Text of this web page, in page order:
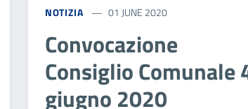
NOTIZIA 01 JUNE 2020
Convocazione
Consiglio Comunale
giugno 2020